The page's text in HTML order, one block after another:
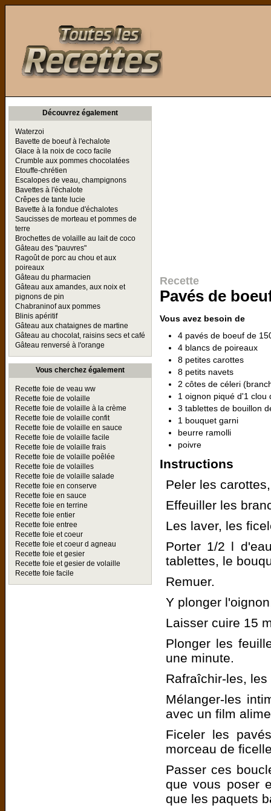
Découvrez également
Waterzoi
Bavette de boeuf à l'echalote
Glace à la noix de coco facile
Crumble aux pommes chocolatées
Etouffe-chrétien
Escalopes de veau, champignons
Bavettes à l'échalote
Crêpes de tante lucie
Bavette à la fondue d'échalotes
Saucisses de morteau et pommes de
terre
Brochettes de volaille au lait de coco
Gâteau des "pauvres"
Ragoût de porc au chou et aux
poireaux
Gâteau du pharmacien
Gâteau aux amandes, aux noix et
pignons de pin
Chabraninof aux pommes
Blinis apéritif
Gâteau aux chataignes de martine
Gâteau au chocolat, raisins secs et café
Gâteau renversé à l'orange
Vous cherchez également
Recette foie de veau ww
Recette foie de volaille
Recette foie de volaille à la crème
Recette foie de volaille confit
Recette foie de volaille en sauce
Recette foie de volaille facile
Recette foie de volaille frais
Recette foie de volaille poêlée
Recette foie de volailles
Recette foie de volaille salade
Recette foie en conserve
Recette foie en sauce
Recette foie en terrine
Recette foie entier
Recette foie entree
Recette foie et coeur
Recette foie et coeur d agneau
Recette foie et gesier
Recette foie et gesier de volaille
Recette foie facile
Recette
Pavés de
Vous avez besoin de
4 pavés de boeuf de
4 blancs de poireaux
8 petites carottes
8 petits navets
2 côtes de céleri
1 oignon piqué d'1 clou
3 tablettes de bouillon
1 bouquet garni
beurre ramolli
poivre
Instructions
Peler les
Effeuiller les
Les laver, les
Porter 1/2 l
tablettes, le
Remuer.
Y plonger
Laisser cuire 15
Plonger les
une minute.
Rafraîchir-les,
Mélanger-les
avec un film
Ficeler les
morceau de
Passer ces
que vous poser
que les paquets